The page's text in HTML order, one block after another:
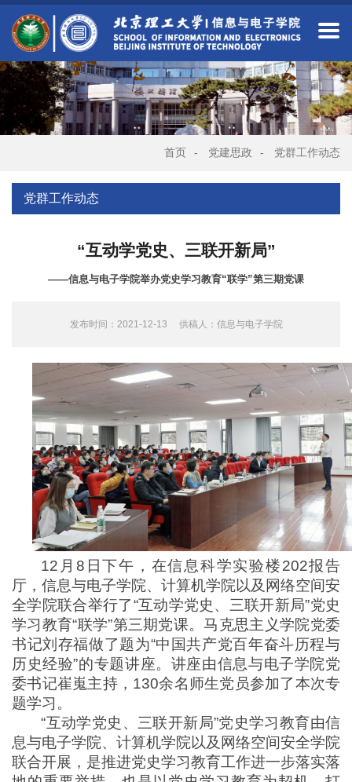
首页 - 党建思政 - 党群工作动态
党群工作动态
“互动学党史、三联开新局”
——信息与电子学院举办党史学习教育“联学”第三期党课
发布时间：2021-12-13 供稿人：信息与电子学院
12月8日下午，在信息科学实验楼202报告
厅，信息与电子学院、计算机学院以及网络空间安
全学院联合举行了“互动学党史、三联开新局”党史
学习教育“联学”第三期党课。马克思主义学院党委
书记刘存福做了题为“中国共产党百年奋斗历程与
历史经验”的专题讲座。讲座由信息与电子学院党
委书记崔嵬主持，130余名师生党员参加了本次专
题学习。
“互动学党史、三联开新局”党史学习教育由信
息与电子学院、计算机学院以及网络空间安全学院
联合开展，是推进党史学习教育工作进一步落实落